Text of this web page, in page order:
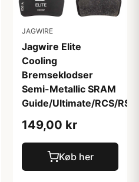
JAGWIRE
Jagwire Elite
Cooling
Bremseklodser
Semi-Metallic SRAM
Guide/Ultimate/RCS/RS/
149,00 kr
Køb her